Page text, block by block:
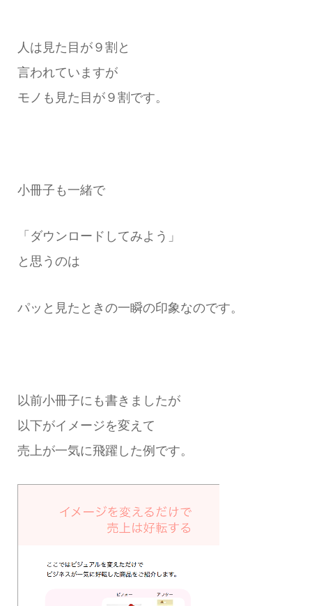
人は見た目が９割と
言われていますが
モノも見た目が９割です。
小冊子も一緒で
「ダウンロードしてみよう」
と思うのは
パッと見たときの一瞬の印象なのです。
以前小冊子にも書きましたが
以下がイメージを変えて
売上が一気に飛躍した例です。